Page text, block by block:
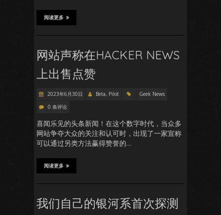
阅读更多
网站声称在HACKER NEWS
上出售点赞
2023年6月30日 Beta, Pilot
Geek News
0 条评论
喜闻乐见的头条新闻！在这个数字时代，当众多
网站争夺大众的关注和认可时，出现了一家宣称
可以通过另类方法赢得赞誉的…
阅读更多
我们自己的银河系首次探测